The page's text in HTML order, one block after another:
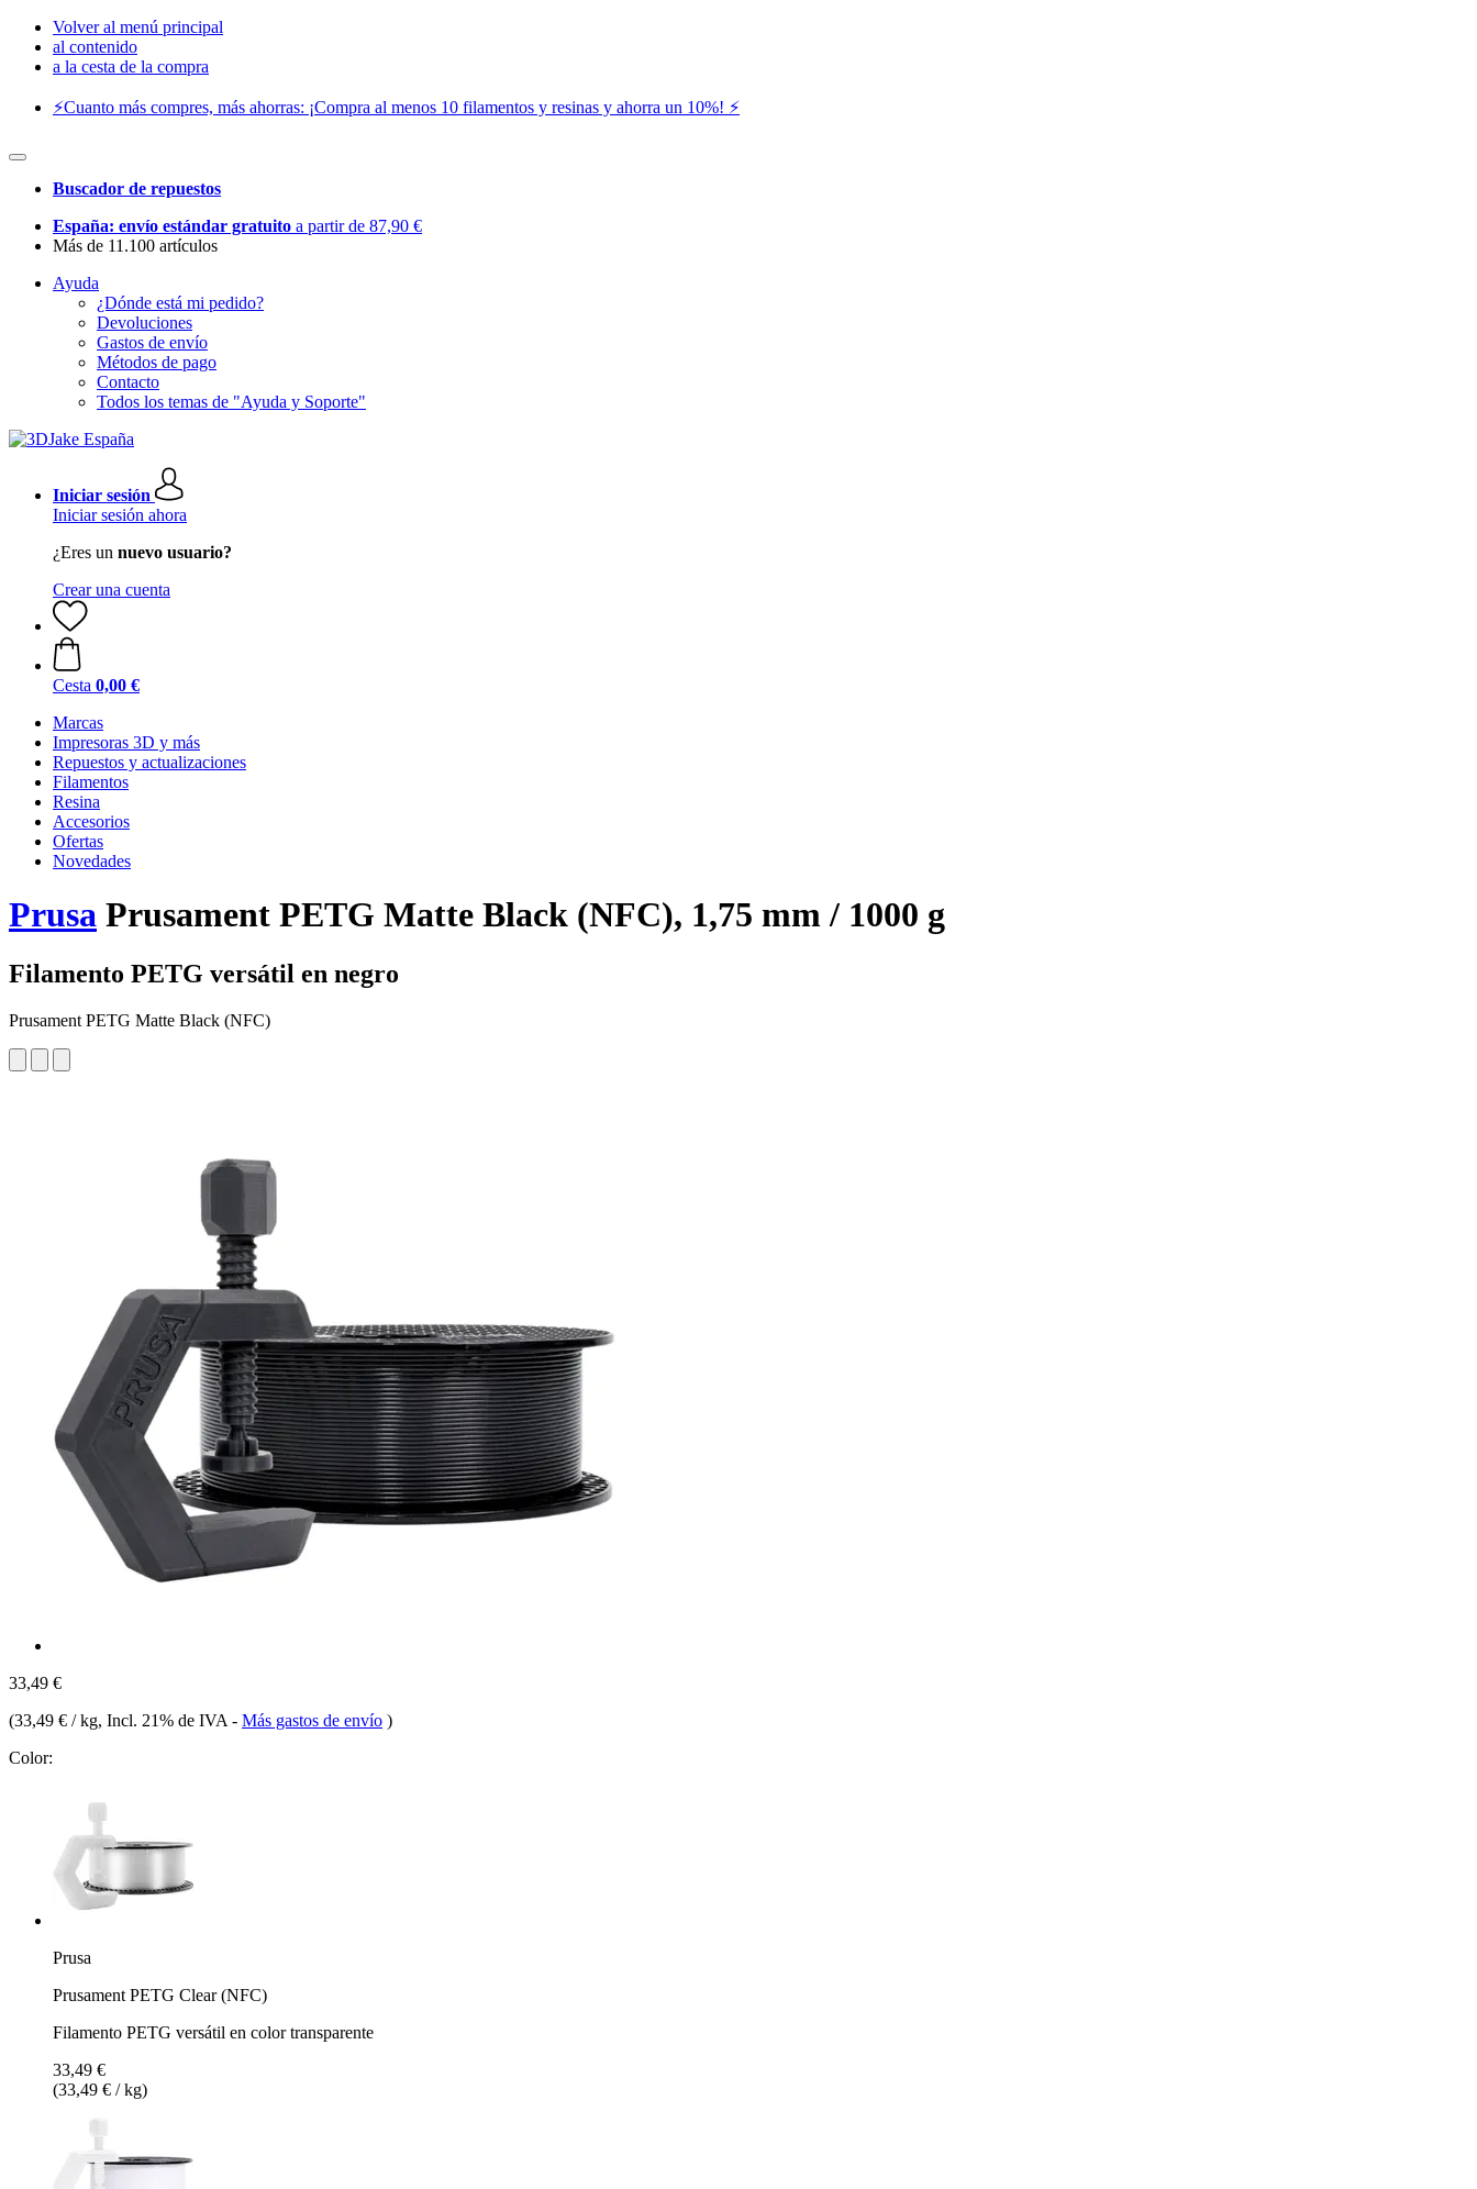
Volver al menú principal
al contenido
a la cesta de la compra
⚡️Cuanto más compres, más ahorras: ¡Compra al menos 10 filamentos y resinas y ahorra un 10%! ⚡️
Buscador de repuestos
España: envío estándar gratuito a partir de 87,90 €
Más de 11.100 artículos
Ayuda
¿Dónde está mi pedido?
Devoluciones
Gastos de envío
Métodos de pago
Contacto
Todos los temas de "Ayuda y Soporte"
Iniciar sesión
Iniciar sesión ahora
¿Eres un nuevo usuario?
Crear una cuenta
Cesta 0,00 €
Marcas
Impresoras 3D y más
Repuestos y actualizaciones
Filamentos
Resina
Accesorios
Ofertas
Novedades
Prusa Prusament PETG Matte Black (NFC), 1,75 mm / 1000 g
Filamento PETG versátil en negro
Prusament PETG Matte Black (NFC)
33,49 €
(33,49 € / kg, Incl. 21% de IVA - Más gastos de envío )
Color:
Prusa
Prusament PETG Clear (NFC)
Filamento PETG versátil en color transparente
33,49 €
(33,49 € / kg)